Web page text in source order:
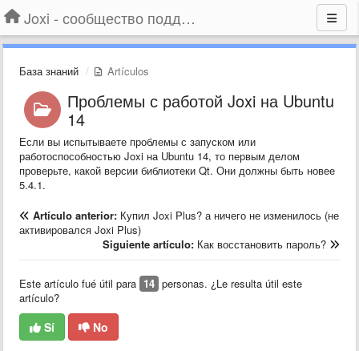
Joxi - сообщество поддержки
База знаний Artículos
Проблемы с работой Joxi на Ubuntu
14
Если вы испытываете проблемы с запуском или
работоспособностью Joxi на Ubuntu 14, то первым делом
проверьте, какой версии библиотеки Qt. Они должны быть новее
5.4.1.
Artículo anterior: Купил Joxi Plus? а ничего не изменилось (не
активировался Joxi Plus)
Siguiente artículo: Как восстановить пароль?
Este artículo fué útil para 14 personas. ¿Le resulta útil este
artículo?
Sí No